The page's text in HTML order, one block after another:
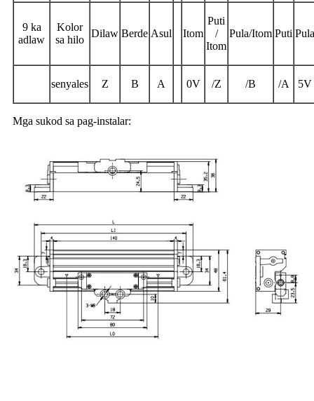
9 ka
adlaw
Kolor
sa hilo
Dilaw Berde Asul Itom
Puti
/
Itom
Pula/Itom Puti Pula
senyales Z B A 0V /Z /B /A 5V
Mga sukod sa pag-instalar: